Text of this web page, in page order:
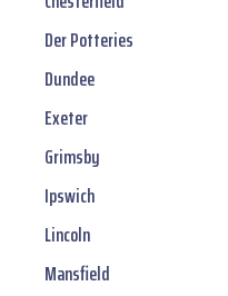
Der Potteries
Dundee
Exeter
Grimsby
Ipswich
Lincoln
Mansfield